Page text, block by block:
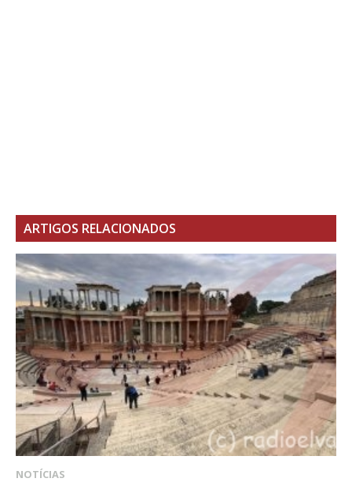
ARTIGOS RELACIONADOS
NOTÍCIAS